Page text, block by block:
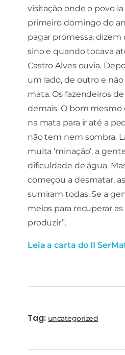
visitação onde o povo
primeiro domingo do
pagar promessa,
sino e quando tocava
Castro Alves ouvia.
um lado, de outro e
mata. Os fazendeiros
demais. O bom mesmo
na mata para ir até a
não tem nem sombra.
muita ‘minação’, a
dificuldade de água.
começou a desmatar,
sumiram todas. Se a
meios para recuperar
produzir”.
Leia a carta do II
Tag: uncategorized